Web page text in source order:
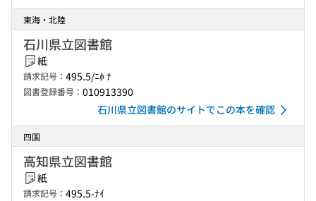
東海・北陸
石川県立図書館
紙
請求記号： 495.5/ﾆﾎ ﾅ
図書登録番号： 010913390
石川県立図書館のサイトでこの本を確認
四国
高知県立図書館
紙
請求記号： 495.5-ﾅｲ